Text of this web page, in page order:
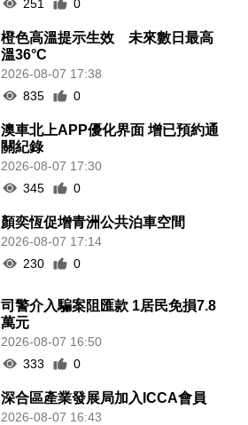
251 0
橙色高溫提示生效 未來數日最高
溫36°C
2026-08-07 17:38
835
0
澳車北上APP優化界面 增已預約通
關紀錄
2026-08-07 17:30
345
0
顏奕恆促增青洲公共泊車空間
2026-08-07 17:14
230
0
司警介入騙案阻匯款 1居民免損7.8
萬元
2026-08-07 16:50
333
0
深合區產業發展局加入ICCA會員
2026-08-07 16:43